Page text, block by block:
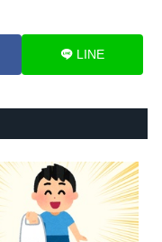
LINE